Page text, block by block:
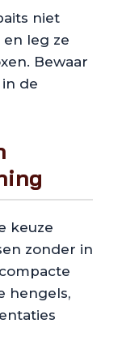
niet
leg ze
Bewaar
de
keuze
zonder in
hengels,